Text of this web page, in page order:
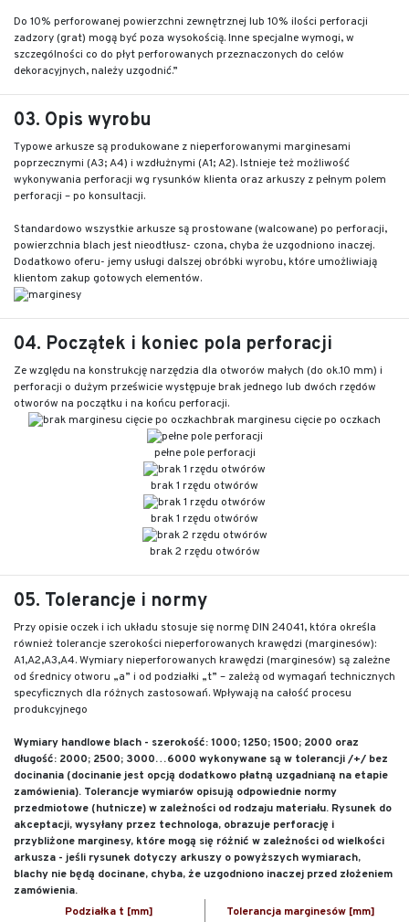
Do 10% perforowanej powierzchni zewnętrznej lub 10% ilości perforacji
zadzory (grat) mogą być poza wysokością. Inne specjalne wymogi, w
szczególności co do płyt perforowanych przeznaczonych do celów
dekoracyjnych, należy uzgodnić.”
03. Opis wyrobu
Typowe arkusze są produkowane z nieperforowanymi marginesami
poprzecznymi (A3; A4) i wzdłużnymi (A1; A2). Istnieje też możliwość
wykonywania perforacji wg rysunków klienta oraz arkuszy z pełnym polem
perforacji – po konsultacji.
Standardowo wszystkie arkusze są prostowane (walcowane) po perforacji,
powierzchnia blach jest nieodtłusz- czona, chyba że uzgodniono inaczej.
Dodatkowo oferu- jemy usługi dalszej obróbki wyrobu, które umożliwiają
klientom zakup gotowych elementów.
04. Początek i koniec pola perforacji
Ze względu na konstrukcję narzędzia dla otworów małych (do ok.10 mm) i
perforacji o dużym prześwicie występuje brak jednego lub dwóch rzędów
otworów na początku i na końcu perforacji.
brak marginesu cięcie po oczkach
pełne pole perforacji
brak 1 rzędu otwórów
brak 1 rzędu otwórów
brak 2 rzędu otwórów
05. Tolerancje i normy
Przy opisie oczek i ich układu stosuje się normę DIN 24041, która określa
również tolerancje szerokości nieperforowanych krawędzi (marginesów):
A1,A2,A3,A4. Wymiary nieperforowanych krawędzi (marginesów) są zależne
od średnicy otworu „a” i od podziałki „t” – zależą od wymagań technicznych
specyficznych dla różnych zastosowań. Wpływają na całość procesu
produkcyjnego
Wymiary handlowe blach - szerokość: 1000; 1250; 1500; 2000 oraz
długość: 2000; 2500; 3000…6000 wykonywane są w tolerancji /+/ bez
docinania (docinanie jest opcją dodatkowo płatną uzgadnianą na etapie
zamówienia). Tolerancje wymiarów opisują odpowiednie normy
przedmiotowe (hutnicze) w zależności od rodzaju materiału. Rysunek do
akceptacji, wysyłany przez technologa, obrazuje perforację i
przybliżone marginesy, które mogą się różnić w zależności od wielkości
arkusza - jeśli rysunek dotyczy arkuszy o powyższych wymiarach,
blachy nie będą docinane, chyba, że uzgodniono inaczej przed złożeniem
zamówienia.
Podziałka t [mm]
Tolerancja marginesów [mm]